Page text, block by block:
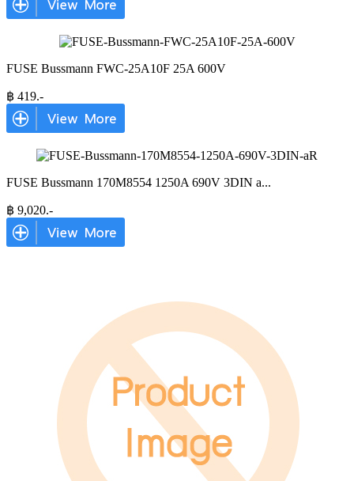
FUSE Bussmann FWC-25A10F 25A 600V
฿ 419.-
FUSE Bussmann 170M8554 1250A 690V 3DIN a...
฿ 9,020.-